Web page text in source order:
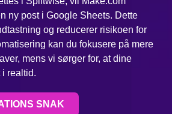
ny post i Google Sheets. Dette
og reducerer risikoen for
kan du fokusere på mere
mens vi sørger for, at dine
i realtid.
SNAK